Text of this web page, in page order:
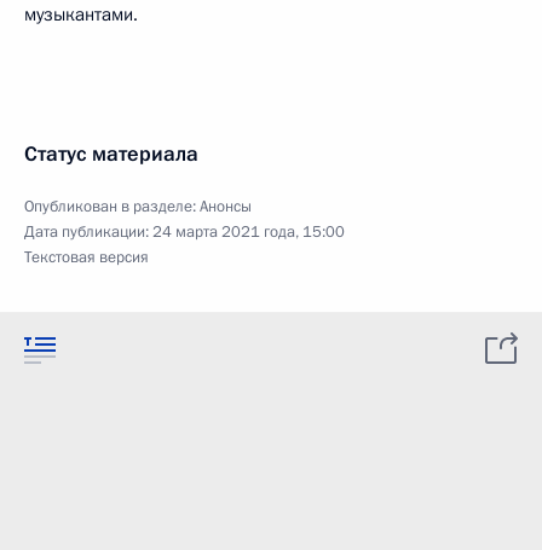
музыкантами.
Статус материала
Опубликован в разделе:Анонсы
Дата публикации:24 марта 2021 года, 15:00
Текстовая версия